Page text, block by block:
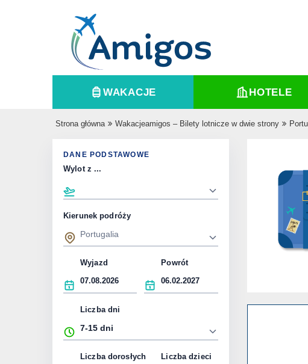
WAKACJE HOTELE
Strona główna Wakacjeamigos – Bilety lotnicze w dwie strony
DANE PODSTAWOWE
Wylot z ...
Kierunek podróży
Wyjazd Powrót
Liczba dni
Liczba dorosłych Liczba dzieci